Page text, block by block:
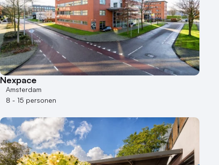
50 - 100 personen
100 - 250 personen
250 - 500 personen
500+ personen
Bijzondere locaties
Buitenlocatie
Duurzame locatie
Heisessie
Hotel
Hybride events
Nexpace
Amsterdam
8 - 15 personen